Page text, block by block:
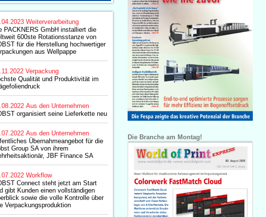
Weiterverarbeitung
PACKNERS GmbH installiert die
600ste Rotationsstanze von
für die Herstellung hochwertiger
aus Wellpappe
Verpackung
Qualität und Produktivität im
Aus den Unternehmen
organisiert seine Lieferkette neu
Aus den Unternehmen
Übernahmeangebot für die
Group SA von ihrem
JBF Finance SA
Workflow
Connect steht jetzt am Start
gibt Kunden einen vollständigen
sowie die volle Kontrolle über
Verpackungsproduktion
Die Branche am Montag!